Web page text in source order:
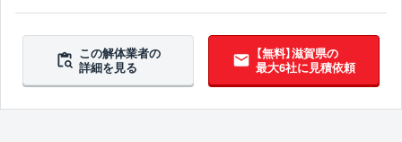
この解体業者の
詳細を見る
【無料】滋賀県の
最大6社に見積依頼